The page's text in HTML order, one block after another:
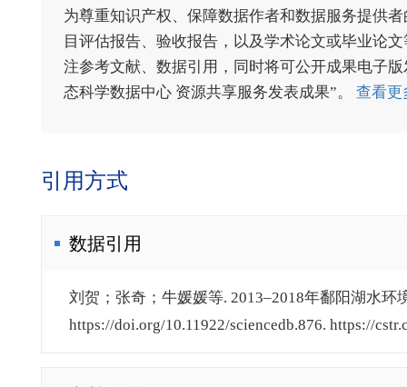
为尊重知识产权、保障数据作者和数据服务提供
目评估报告、验收报告，以及学术论文或毕业论
注参考文献、数据引用，同时将可公开成果电子
态科学数据中心 资源共享服务发表成果”。 查看
引用方式
数据引用
刘贺；张奇；牛媛媛等. 2013–2018年鄱阳湖水
https://doi.org/10.11922/sciencedb.876. https://